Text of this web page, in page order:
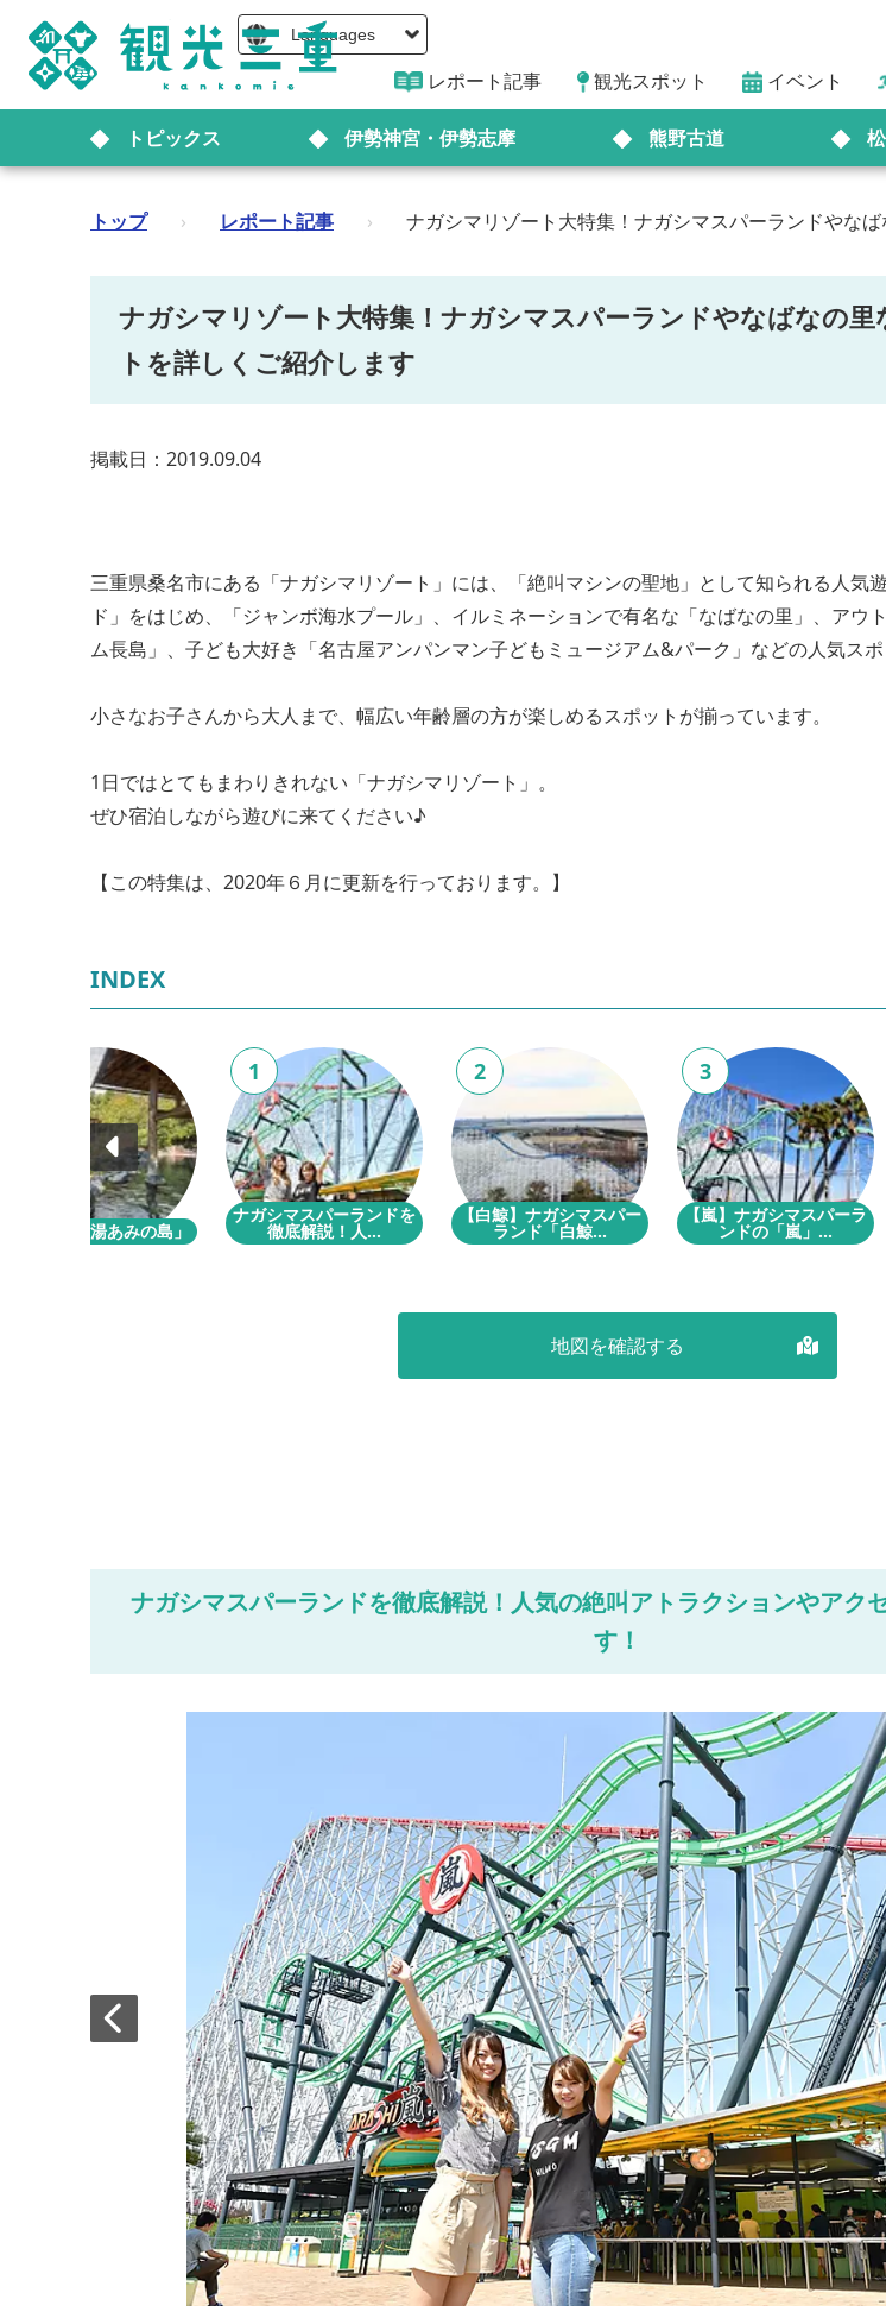
Languages
レポート記事 観光スポット イベント
トピックス 伊勢神宮・伊勢志摩 熊野古道
トップ › レポート記事 › ナガシマリゾート大特集！ナガシマスパーランドやな
ナガシマリゾート大特集！ナガシマスパーランドやなばなの里
トを詳しくご紹介します
掲載日：2019.09.04
三重県桑名市にある「ナガシマリゾート」には、「絶叫マシンの聖地」として知られる人気
ド」をはじめ、「ジャンボ海水プール」、イルミネーションで有名な「なばなの里」、アウ
ム長島」、子ども大好き「名古屋アンパンマン子どもミュージアム&パーク」などの人気スポ
小さなお子さんから大人まで、幅広い年齢層の方が楽しめるスポットが揃っています。
1日ではとてもまわりきれない「ナガシマリゾート」。
ぜひ宿泊しながら遊びに来てください♪
【この特集は、2020年６月に更新を行っております。】
INDEX
長島温泉「湯あみの島」
ナガシマスパーランドを
徹底解説！人...
1
【白鯨】ナガシマスパー
ランド「白鯨...
2
【嵐】ナガシマスパーラ
ンドの「嵐」...
3
地図を確認する
ナガシマスパーランドを徹底解説！人気の絶叫アトラクションやアク
す！